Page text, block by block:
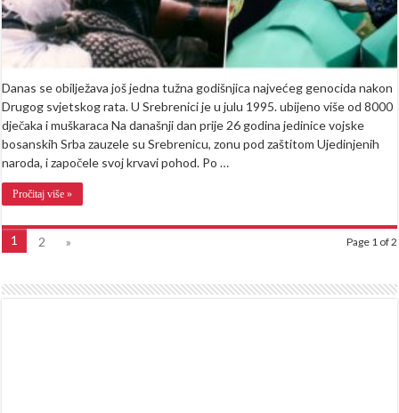
Danas se obilježava još jedna tužna godišnjica najvećeg genocida nakon
Drugog svjetskog rata. U Srebrenici je u julu 1995. ubijeno više od 8000
dječaka i muškaraca Na današnji dan prije 26 godina jedinice vojske
bosanskih Srba zauzele su Srebrenicu, zonu pod zaštitom Ujedinjenih
naroda, i započele svoj krvavi pohod. Po …
Pročitaj više »
Page 1 of 2
1 2 »